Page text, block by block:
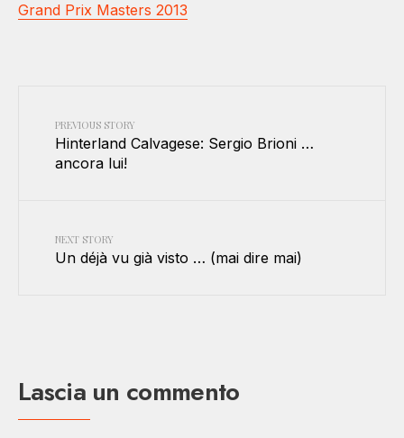
Grand Prix Masters 2013
PREVIOUS STORY
Hinterland Calvagese: Sergio Brioni …
ancora lui!
NEXT STORY
Un déjà vu già visto … (mai dire mai)
Lascia un commento